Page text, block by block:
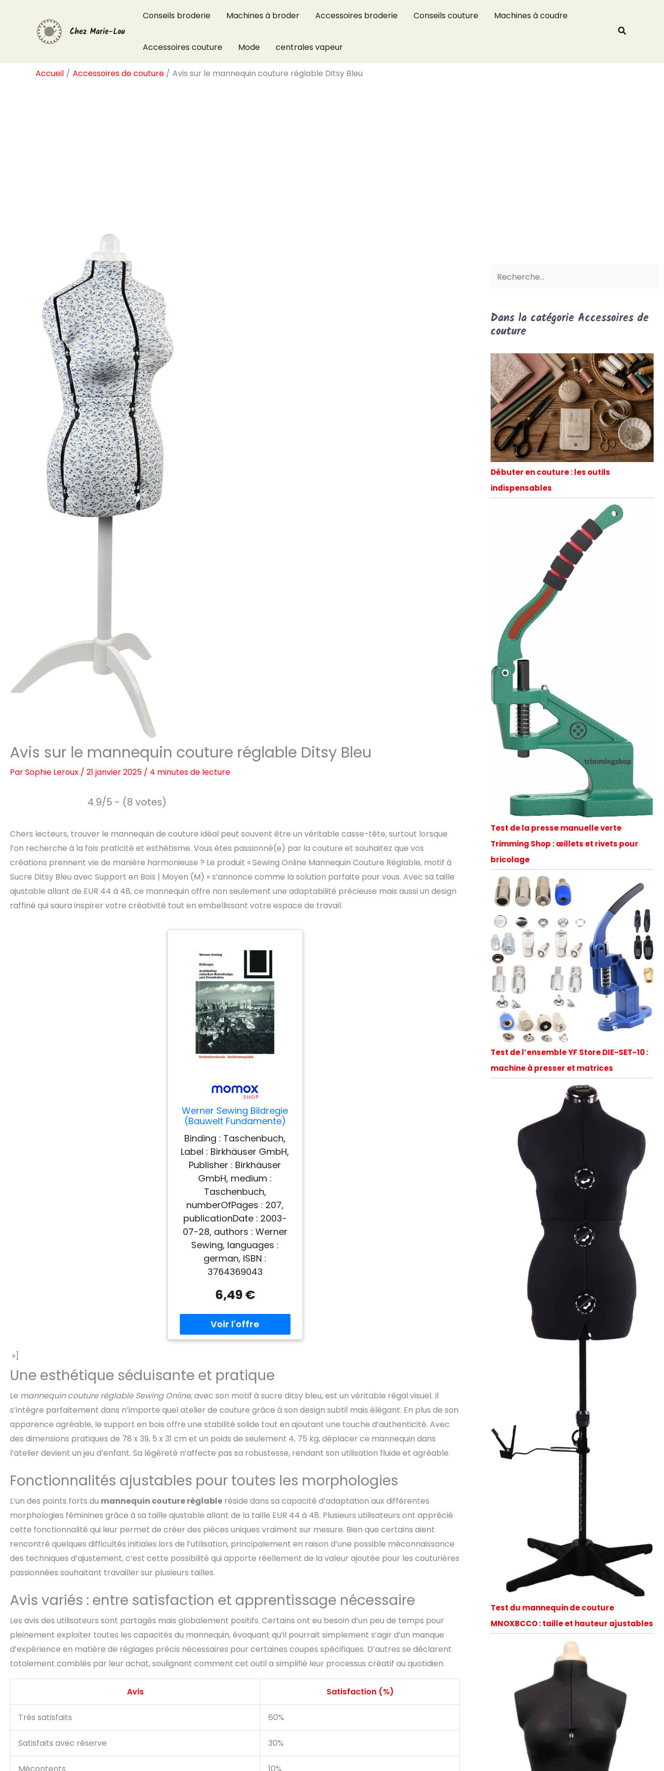
Chez Marie-Lou
Conseils broderie Machines à broder Accessoires broderie Conseils couture Machines à coudre
Accessoires couture Mode centrales vapeur
Accueil Accessoires de couture Avis sur le mannequin couture réglable Ditsy Bleu
Avis sur le mannequin couture réglable Ditsy Bleu
ParSophie Leroux / 21 janvier 2025 / 4 minutes de lecture
4.9/5 - (8 votes)
Chers lecteurs, trouver le mannequin de couture idéal peut souvent être un véritable casse-tête, surtout lorsque
l’on recherche à la fois praticité et esthétisme. Vous êtes passionné(e) par la couture et souhaitez que vos
créations prennent vie de manière harmonieuse ? Le produit « Sewing Online Mannequin Couture Réglable, motif à
Sucre Ditsy Bleu avec Support en Bois | Moyen (M) » s’annonce comme la solution parfaite pour vous. Avec sa taille
ajustable allant de EUR 44 à 48, ce mannequin offre non seulement une adaptabilité précieuse mais aussi un design
raffiné qui saura inspirer votre créativité tout en embellissant votre espace de travail.
Werner Sewing Bildregie
(Bauwelt Fundamente)
Binding : Taschenbuch,
Label : Birkhäuser GmbH,
Publisher : Birkhäuser
GmbH, medium :
Taschenbuch,
numberOfPages : 207,
publicationDate : 2003-
07-28, authors : Werner
Sewing, languages :
german, ISBN :
3764369043
6,49 €
»]
Une esthétique séduisante et pratique
Le mannequin couture réglable Sewing Online, avec son motif à sucre ditsy bleu, est un véritable régal visuel. Il
s’intègre parfaitement dans n’importe quel atelier de couture grâce à son design subtil mais élégant. En plus de son
apparence agréable, le support en bois offre une stabilité solide tout en ajoutant une touche d’authenticité. Avec
des dimensions pratiques de 78 x 39, 5 x 31 cm et un poids de seulement 4, 75 kg, déplacer ce mannequin dans
l’atelier devient un jeu d’enfant. Sa légèreté n’affecte pas sa robustesse, rendant son utilisation fluide et agréable.
Fonctionnalités ajustables pour toutes les morphologies
L’un des points forts du mannequin couture réglable réside dans sa capacité d’adaptation aux différentes
morphologies féminines grâce à sa taille ajustable allant de la taille EUR 44 à 48. Plusieurs utilisateurs ont apprécié
cette fonctionnalité qui leur permet de créer des pièces uniques vraiment sur mesure. Bien que certains aient
rencontré quelques difficultés initiales lors de l’utilisation, principalement en raison d’une possible méconnaissance
des techniques d’ajustement, c’est cette possibilité qui apporte réellement de la valeur ajoutée pour les couturières
passionnées souhaitant travailler sur plusieurs tailles.
Avis variés : entre satisfaction et apprentissage nécessaire
Les avis des utilisateurs sont partagés mais globalement positifs. Certains ont eu besoin d’un peu de temps pour
pleinement exploiter toutes les capacités du mannequin, évoquant qu’il pourrait simplement s’agir d’un manque
d’expérience en matière de réglages précis nécessaires pour certaines coupes spécifiques. D’autres se déclarent
totalement comblés par leur achat, soulignant comment cet outil a simplifié leur processus créatif au quotidien.
Avis Satisfaction (%)
Très satisfaits 60%
Satisfaits avec réserve 30%
Mécontents 10%
Dans la catégorie Accessoires de
couture
Débuter en couture : les outils
indispensables
Test de la presse manuelle verte
Trimming Shop : œillets et rivets pour
bricolage
Test de l’ensemble YF Store DIE-SET-10 :
machine à presser et matrices
Test du mannequin de couture
MNOXBCCO : taille et hauteur ajustables